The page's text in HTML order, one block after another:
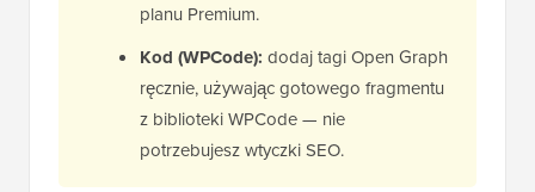
planu Premium.
Kod (WPCode): dodaj tagi Open Graph
ręcznie, używając gotowego fragmentu
z biblioteki WPCode — nie
potrzebujesz wtyczki SEO.